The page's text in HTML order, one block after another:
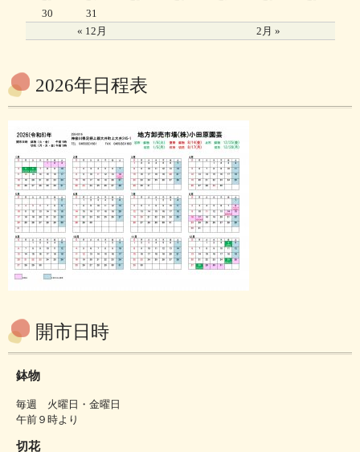
« 12月 2月 »
30
31
2026年日程表
開市日時
鉢物
毎週 火曜日・金曜日
午前９時より
切花